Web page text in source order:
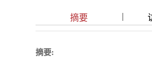
摘要 ||
摘要: